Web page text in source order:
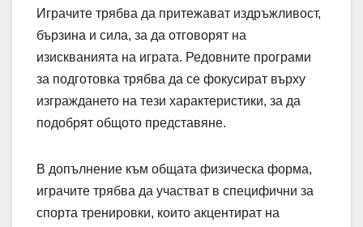
Играчите трябва да притежават издръжливост,
бързина и сила, за да отговорят на
изискванията на играта. Редовните програми
за подготовка трябва да се фокусират върху
изграждането на тези характеристики, за да
подобрят общото представяне.
В допълнение към общата физическа форма,
играчите трябва да участват в специфични за
спорта тренировки, които акцентират на